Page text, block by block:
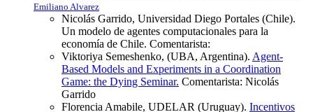
Emiliano Alvarez
Nicolás Garrido, Universidad Diego Portales (Chile).
Un modelo de agentes computacionales para la
economía de Chile. Comentarista:
Viktoriya Semeshenko, (UBA, Argentina). Agent-
Based Models and Experiments in a Coordination
Game: the Dying Seminar. Comentarista: Nicolás
Garrido
Florencia Amabile, UDELAR (Uruguay). Incentivos